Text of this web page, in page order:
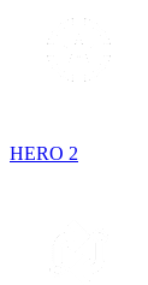
HERO 2